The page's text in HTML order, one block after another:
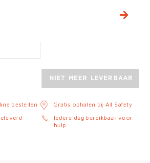
NIET MEER LEVERBAAR
bestellen
Gratis ophalen bij All Safety
Iedere dag bereikbaar voor
hulp